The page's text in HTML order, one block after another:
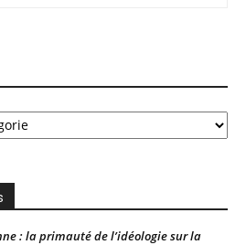
: la primauté de l’idéologie sur la